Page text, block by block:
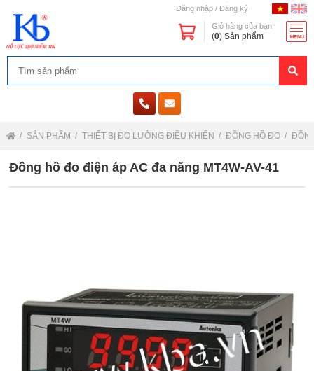
Đăng nhập / Đăng ký
Giỏ hàng của bạn
(0) Sản phẩm
SẢN PHẨM THIẾT BỊ ĐO LƯỜNG ĐIỀU KHIỂN ĐỒNG HỒ ĐO
Đồng hồ đo điện áp AC đa năng MT4W-AV-41